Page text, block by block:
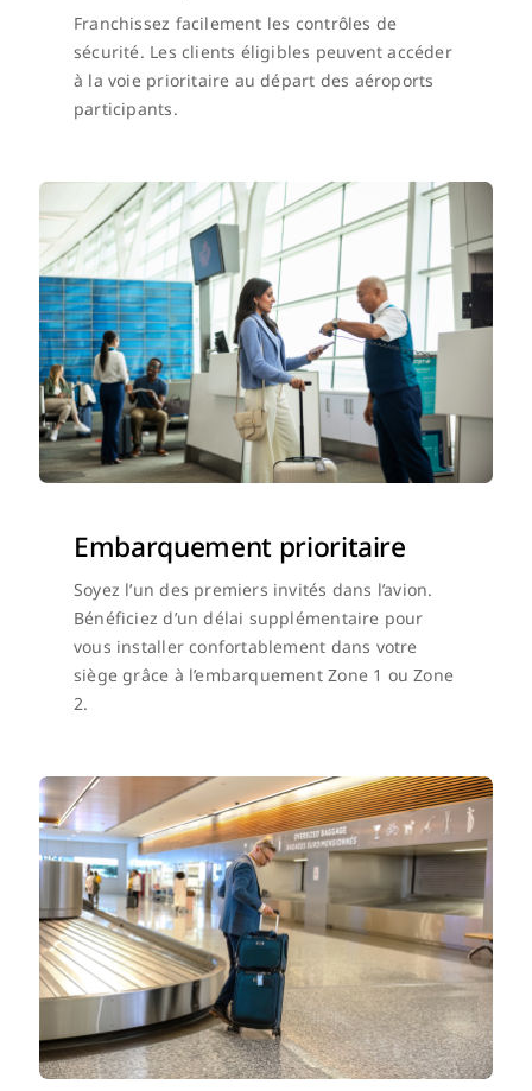
Franchissez facilement les contrôles de
sécurité. Les clients éligibles peuvent accéder
à la voie prioritaire au départ des aéroports
participants.
Embarquement prioritaire
Soyez l’un des premiers invités dans l’avion.
Bénéficiez d’un délai supplémentaire pour
vous installer confortablement dans votre
siège grâce à l’embarquement Zone 1 ou Zone
2.